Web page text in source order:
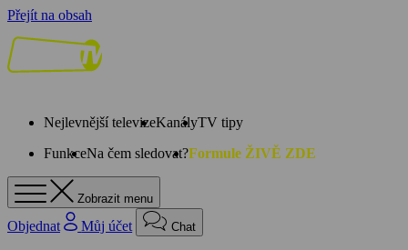
Přejít na obsah
Nejlevnější televizeKanályTV tipy
FunkceNa čem sledovat?Formule ŽIVĚ ZDE
Zobrazit menu
Objednat Můj účet Chat